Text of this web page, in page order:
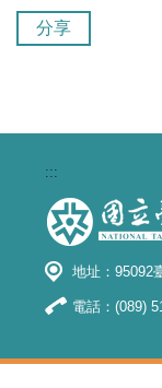
分享
:::
地址：95092
電話：(089)